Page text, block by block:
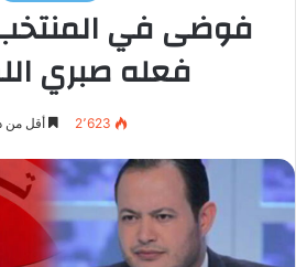
فوضى في
فعله صبري
2٬623 أقل من